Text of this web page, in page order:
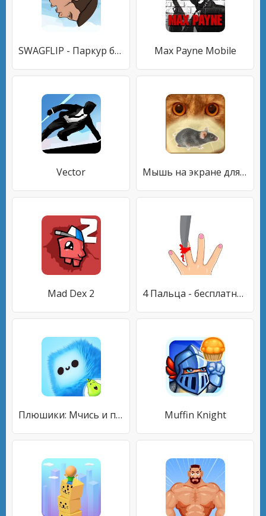
SWAGFLIP - Паркур безумие Max Payne Mobile
Vector Мышь на экране для кота - Игры для кошек
Mad Dex 2 4 Пальца - бесплатно игры с ножом
Плюшики: Мчись и преодолевай преграды! Muffin Knight